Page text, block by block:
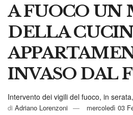
A FUOCO UN
DELLA
INVASO DAL
Intervento dei vigili del fuoco, in
di Adriano Lorenzoni mercoledì 03